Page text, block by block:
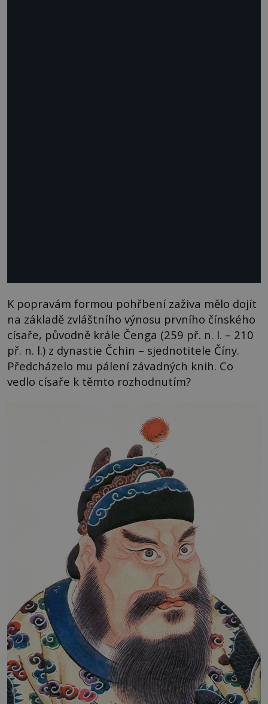
K popravám formou pohřbení zaživa mělo dojít
na základě zvláštního výnosu prvního čínského
císaře, původně krále Čenga (259 př. n. l. – 210
př. n. l.) z dynastie Čchin – sjednotitele Číny.
Předcházelo mu pálení závadných knih. Co
vedlo císaře k těmto rozhodnutím?